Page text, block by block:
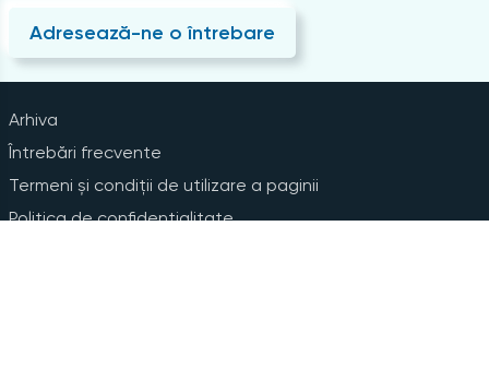
Adresează-ne o întrebare
Arhiva
Întrebări frecvente
Termeni și condiții de utilizare a paginii
Politica de confidențialitate